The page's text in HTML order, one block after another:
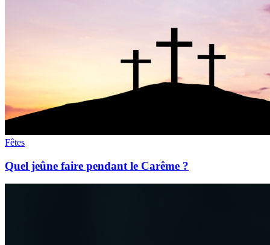
Fêtes
Quel jeûne faire pendant le Carême ?